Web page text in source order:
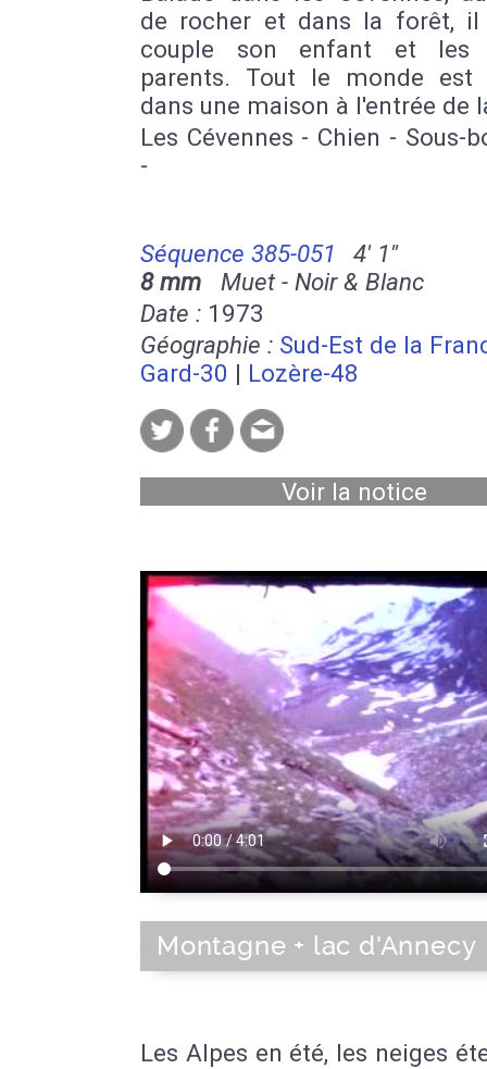
de rocher et dans la forêt,
couple son enfant et les
parents. Tout le monde est
dans une maison à l'entrée de
Les Cévennes - Chien - Sous-
-
Séquence 385-051
4' 1''
8 mm Muet - Noir & Blanc
Date : 1973
Géographie : Sud-Est de la
Gard-30 | Lozère-48
Voir la notice
Montagne + lac d'Annecy
Les Alpes en été, les neiges